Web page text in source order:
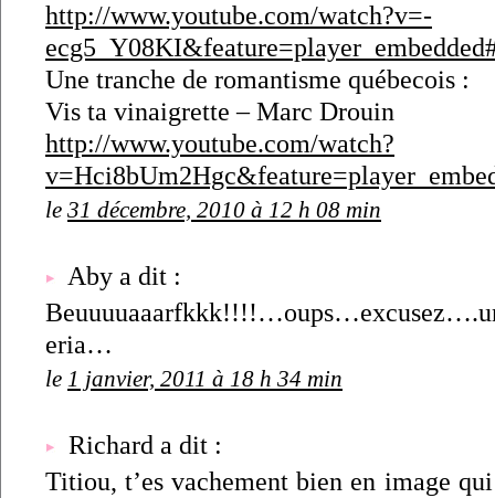
http://www.youtube.com/watch?v=-
Une tranche de romantisme québecois :
Vis ta vinaigrette – Marc Drouin
http://www.youtube.com/watch?
le 31 décembre, 2010 à 12 h 08 min
Aby a dit :
eria…
le 1 janvier, 2011 à 18 h 34 min
Richard a dit :
Titiou, t’es vachement bien en image